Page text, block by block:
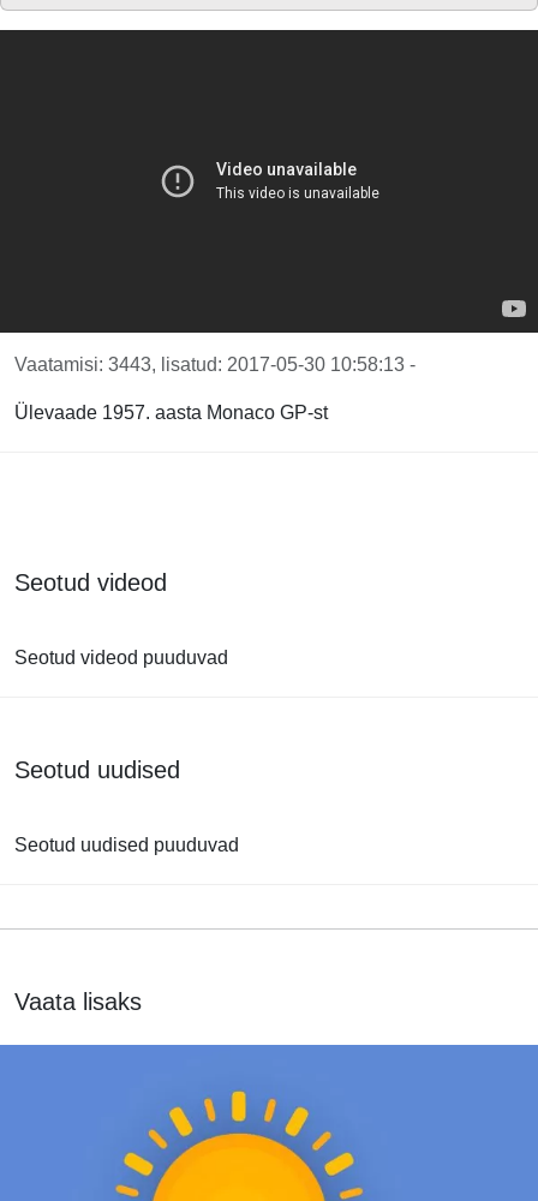
Vaatamisi: 3443, lisatud: 2017-05-30 10:58:13 -
Ülevaade 1957. aasta Monaco GP-st
Seotud videod
Seotud videod puuduvad
Seotud uudised
Seotud uudised puuduvad
Vaata lisaks